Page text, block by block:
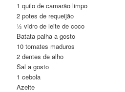
1 quilo de camarão limpo
2 potes de requeijão
½ vidro de leite de coco
Batata palha a gosto
10 tomates maduros
2 dentes de alho
Sal a gosto
1 cebola
Azeite